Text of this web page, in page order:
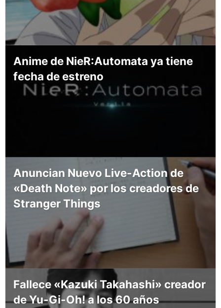
Anime de NieR:Automata ya tiene
fecha de estreno
Anuncian Nuevo Live-Action de
«Death Note» por los creadores de
Stranger Things
Fallece «Kazuki Takahashi» creador
de Yu-Gi-Oh! a los 60 años